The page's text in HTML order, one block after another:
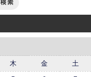
木 金
土